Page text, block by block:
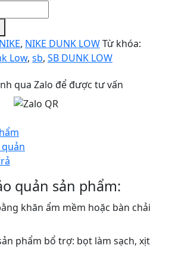
NIKE, NIKE DUNK LOWTừ khóa:
Low, sb, SB DUNK LOW
qua Zalo để được tư vấn
quản sản phẩm:
khăn ẩm mềm hoặc bàn chải
phẩm bổ trợ: bọt làm sạch, xịt